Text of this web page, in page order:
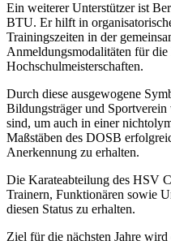
Ein weiterer Unterstützer ist
BTU. Er hilft in
Trainingszeiten in der
Anmeldungsmodalitäten für die
Hochschulmeisterschaften.
Durch diese ausgewogene
Bildungsträger und
sind, um auch in einer
Maßstäben des DOSB
Anerkennung zu erhalten.
Die Karateabteilung des HSV
Trainern, Funktionären sowie
diesen Status zu erhalten.
Ziel für die nächsten Jahre